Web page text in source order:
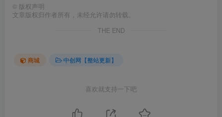
© 版权声明
文章版权归作者所有，未经允许请勿转载。
THE END
商城 中创网【整站更新】
喜欢就支持一下吧